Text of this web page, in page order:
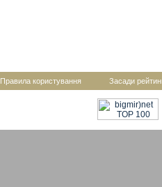
Правила користування Засади